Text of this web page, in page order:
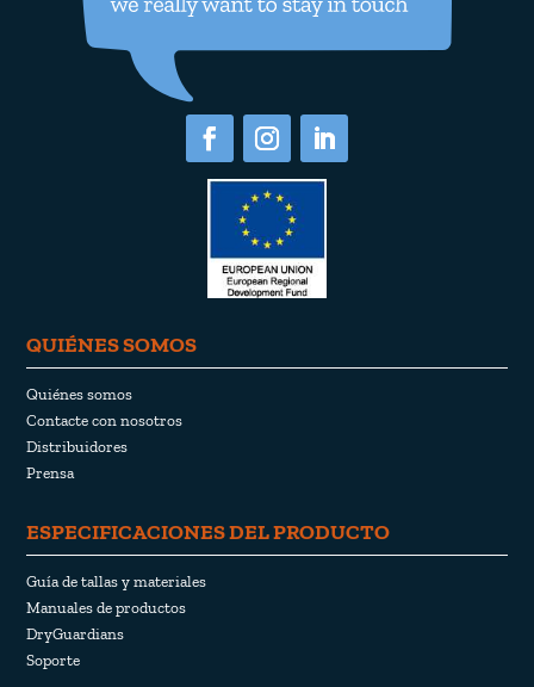
QUIÉNES SOMOS
Quiénes somos
Contacte con nosotros
Distribuidores
Prensa
ESPECIFICACIONES DEL PRODUCTO
Guía de tallas y materiales
Manuales de productos
DryGuardians
Soporte